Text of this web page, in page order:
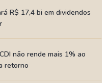
R$ 17,4 bi em dividendos
não rende mais 1% ao
retorno